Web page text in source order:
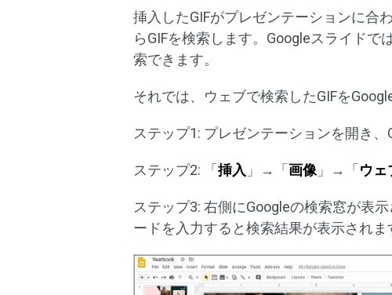
挿入したGIFがプレゼンテーションに合
らGIFを検索します。Googleスライドで
索できます。
それでは、ウェブで検索したGIFを
ステップ1: プレゼンテーションを開き
ステップ2: 「挿入 」→「画像 」→「 ウェ
ステップ3: 右側にGoogleの検索窓が表
ードを入力すると検索結果が表示されま